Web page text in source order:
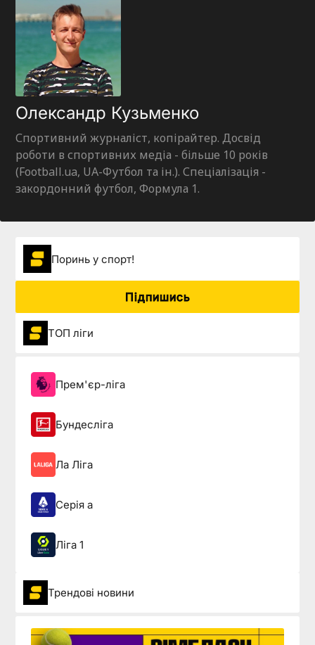
Олександр Кузьменко
Спортивний журналіст, копірайтер. Досвід
роботи в спортивних медіа - більше 10 років
(Football.ua, UA-Футбол та ін.). Спеціалізація -
закордонний футбол, Формула 1.
Поринь у спорт!
Підпишись
ТОП ліги
Прем'єр-ліга
Бундесліга
Ла Ліга
Серія а
Ліга 1
Трендові новини